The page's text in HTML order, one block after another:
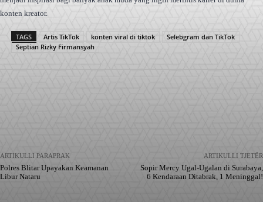
konten kreator.
TAGS Artis TikTok konten viral di tiktok
Selebgram dan TikTok
Septian Rizky Firmansyah
ARTIKULLI PARAPRAK
Polres Blitar Upayakan Keamanan
Libur Nataru
ARTIKULLI TJETËR
Sopir Mercy Ugal-Ugalan di Surabaya,
6 Kendaraan Ditabrak, 1 Meninggal!